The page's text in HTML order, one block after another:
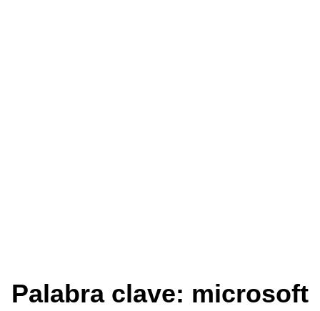
Palabra clave: microsoft